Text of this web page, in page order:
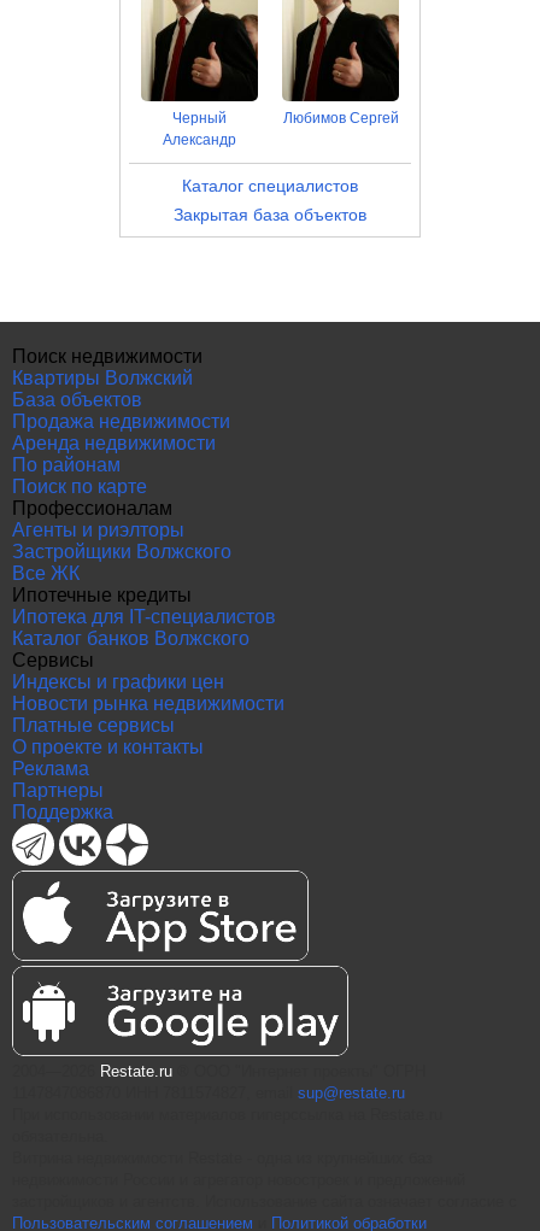
Черный
Александр
Любимов Сергей
Каталог специалистов
Закрытая база объектов
Поиск недвижимости
Квартиры Волжский
База объектов
Продажа недвижимости
Аренда недвижимости
По районам
Поиск по карте
Профессионалам
Агенты и риэлторы
Застройщики Волжского
Все ЖК
Ипотечные кредиты
Ипотека для IT-специалистов
Каталог банков Волжского
Сервисы
Индексы и графики цен
Новости рынка недвижимости
Платные сервисы
О проекте и контакты
Реклама
Партнеры
Поддержка
Restate.ru
sup@restate.ru
Пользовательским соглашением
Политикой обработки